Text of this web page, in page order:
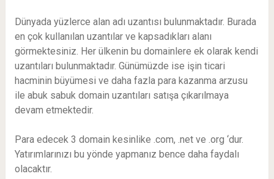
Dünyada yüzlerce alan adı uzantısı bulunmaktadır. Burada
en çok kullanılan uzantılar ve kapsadıkları alanı
görmektesiniz. Her ülkenin bu domainlere ek olarak kendi
uzantıları bulunmaktadır. Günümüzde ise işin ticari
hacminin büyümesi ve daha fazla para kazanma arzusu
ile abuk sabuk domain uzantıları satışa çıkarılmaya
devam etmektedir.
Para edecek 3 domain kesinlike .com, .net ve .org ‘dur.
Yatırımlarınızı bu yönde yapmanız bence daha faydalı
olacaktır.